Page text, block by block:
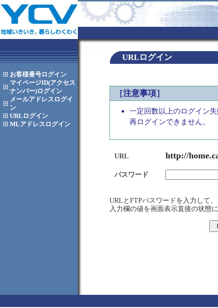
お客様番号ログイン
マイページID(アクセス
ナンバー)ログイン
メールアドレス ログイ
ン
URL ログイン
MLアドレス ログイン
URLログイン
［注意事項］
一定回数以上のログイン
再ログインできません。
URL http://
パスワード
URLとFTPパスワードを入力して
入力欄の値を画面表示直後の状態